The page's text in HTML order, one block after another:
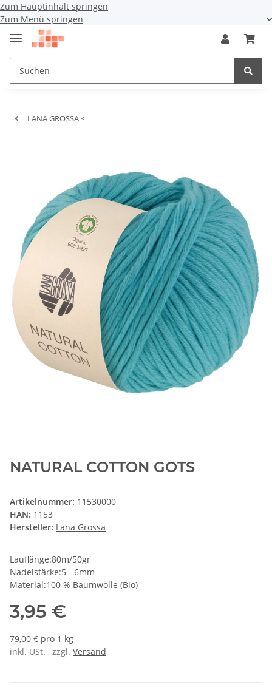
Zum Hauptinhalt springen
Zum Menü springen
LANA GROSSA <
NATURAL COTTON GOTS
Artikelnummer: 11530000
HAN: 1153
Hersteller: Lana Grossa
Lauflänge:80m/50gr
Nadelstärke:5 - 6mm
Material:100 % Baumwolle (Bio)
3,95 €
79,00 € pro 1 kg
inkl. USt. , zzgl. Versand